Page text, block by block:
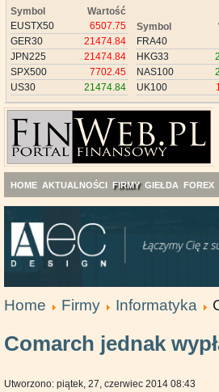
Symbol
Wartość
EUSTX50
6507.75
GER30
21474.84
JPN225
21474.84
SPX500
7702.45
US30
21474.84
Symbol
FRA40
HKG33
NAS100
UK100
HOME AKTUALNOŚCI FIRMY GIEŁDA FOREX
Home Firmy Informatyka
Comarch jednak
Utworzono: piątek, 27, czerwiec 2014 08:43